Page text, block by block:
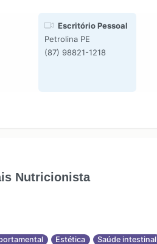
Escritório Pessoal
Petrolina PE
(87) 98821-1218
Nutricionista
Estética Saúde intestinal